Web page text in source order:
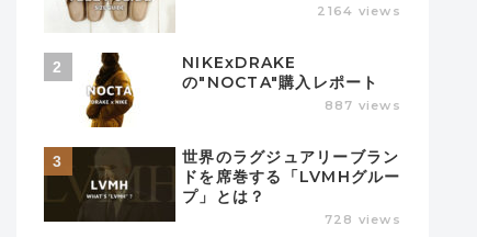
2164 views
NIKExDRAKE
の"NOCTA"購入レポート
887 views
世界のラグジュアリーブラン
ドを席巻する「LVMHグルー
プ」とは？
728 views